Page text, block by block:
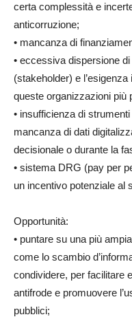
certa complessità e
anticorruzione;
• mancanza di
• eccessiva dispersione
(stakeholder) e
queste organizzazioni più
• insufficienza di
mancanza di dati
decisionale o durante la
• sistema DRG (pay per
un incentivo potenziale al
Opportunità:
• puntare su una più
come lo scambio
condividere, per facilitare
antifrode e promuovere
pubblici;